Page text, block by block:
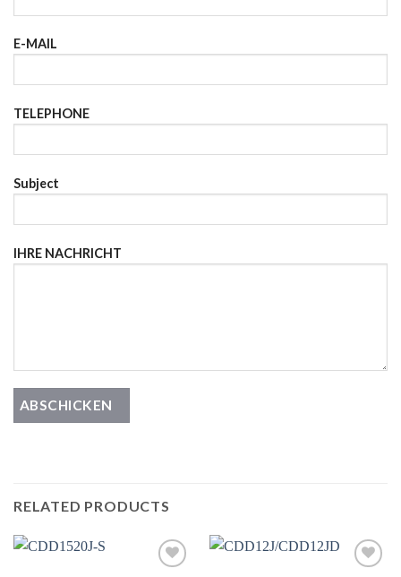
E-MAIL
TELEPHONE
Subject
IHRE NACHRICHT
RELATED PRODUCTS